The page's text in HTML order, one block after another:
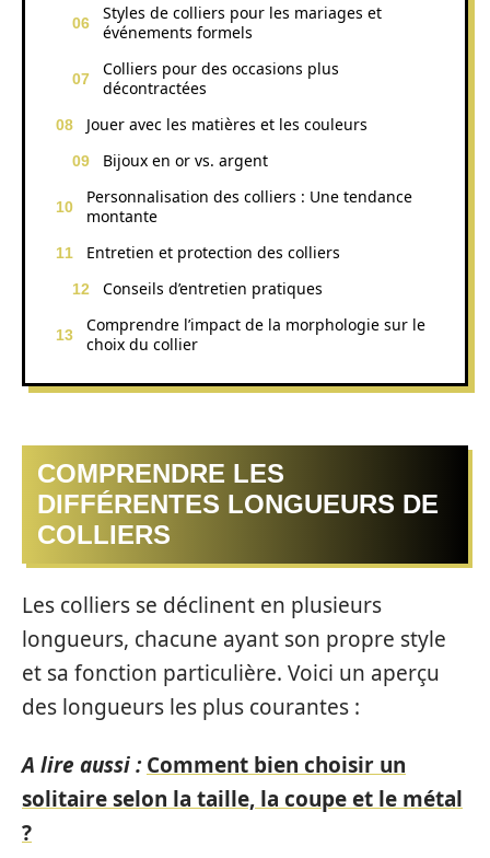
Styles de colliers pour les mariages et
événements formels
Colliers pour des occasions plus
décontractées
Jouer avec les matières et les couleurs
Bijoux en or vs. argent
Personnalisation des colliers : Une tendance
montante
Entretien et protection des colliers
Conseils d’entretien pratiques
Comprendre l’impact de la morphologie sur le
choix du collier
COMPRENDRE LES
DIFFÉRENTES LONGUEURS DE
COLLIERS
Les colliers se déclinent en plusieurs
longueurs, chacune ayant son propre style
et sa fonction particulière. Voici un aperçu
des longueurs les plus courantes :
A lire aussi : Comment bien choisir un
solitaire selon la taille, la coupe et le métal
?